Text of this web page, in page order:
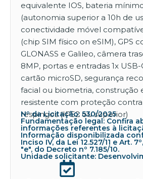
equivalente IOS, bateria
(autonomia superior a 10h de
conectividade móvel
(chip SIM físico on eSIM), GPS
GLONASS e Galileo, câmera
8MP, portas e entradas 1x USB-
cartão microSD, segurança
facial ou biometria, construção
resistente com proteção
respingos (IP52 ou superior)
Nº da Licitação: 530/2025
Fundamentação legal: Confira
informações referentes à
Informação disponibilizada
Inciso IV, da Lei 12.527/11 e Art.
"e", do Decreto nº 7.185/10.
Unidade solicitante: